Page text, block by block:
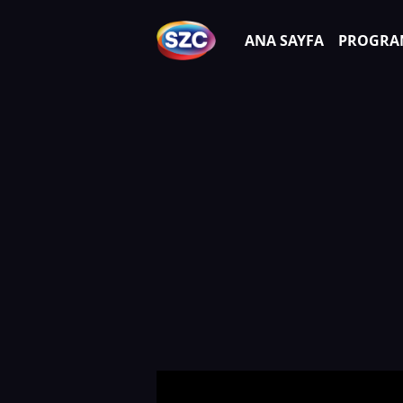
ANA SAYFA